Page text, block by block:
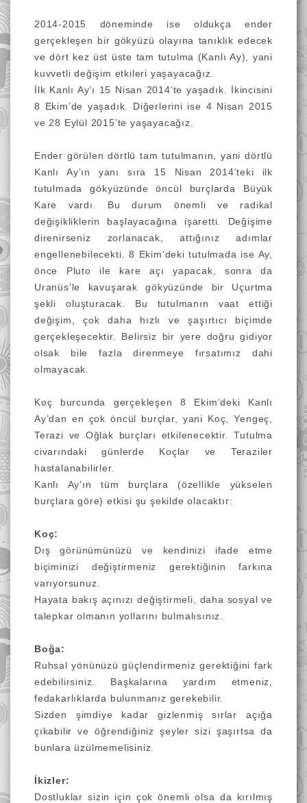
2014-2015 döneminde ise oldukça ender
gerçekleşen bir gökyüzü olayına tanıklık edecek
ve dört kez üst üste tam tutulma (Kanlı Ay), yani
kuvvetli değişim etkileri yaşayacağız.
İlk Kanlı Ay’ı 15 Nisan 2014’te yaşadık. İkincisini
8 Ekim’de yaşadık. Diğerlerini ise 4 Nisan 2015
ve 28 Eylül 2015’te yaşayacağız.
Ender görülen dörtlü tam tutulmanın, yani dörtlü
Kanlı Ay’ın yanı sıra 15 Nisan 2014’teki ilk
tutulmada gökyüzünde öncül burçlarda Büyük
Kare vardı. Bu durum önemli ve radikal
değişikliklerin başlayacağına işaretti. Değişime
direnirseniz zorlanacak, attığınız adımlar
engellenebilecekti. 8 Ekim’deki tutulmada ise Ay,
önce Pluto ile kare açı yapacak, sonra da
Uranüs’le kavuşarak gökyüzünde bir Uçurtma
şekli oluşturacak. Bu tutulmanın vaat ettiği
değişim, çok daha hızlı ve şaşırtıcı biçimde
gerçekleşecektir. Belirsiz bir yere doğru gidiyor
olsak bile fazla direnmeye fırsatımız dahi
olmayacak.
Koç burcunda gerçekleşen 8 Ekim’deki Kanlı
Ay’dan en çok öncül burçlar, yani Koç, Yengeç,
Terazi ve Oğlak burçları etkilenecektir. Tutulma
civarındaki günlerde Koçlar ve Teraziler
hastalanabilirler.
Kanlı Ay’ın tüm burçlara (özellikle yükselen
burçlara göre) etkisi şu şekilde olacaktır:
Koç:
Dış görünümünüzü ve kendinizi ifade etme
biçiminizi değiştirmeniz gerektiğinin farkına
varıyorsunuz.
Hayata bakış açınızı değiştirmeli, daha sosyal ve
talepkar olmanın yollarını bulmalısınız.
Boğa:
Ruhsal yönünüzü güçlendirmeniz gerektiğini fark
edebilirsiniz. Başkalarına yardım etmeniz,
fedakarlıklarda bulunmanız gerekebilir.
Sizden şimdiye kadar gizlenmiş sırlar açığa
çıkabilir ve öğrendiğiniz şeyler sizi şaşırtsa da
bunlara üzülmemelisiniz.
İkizler:
Dostluklar sizin için çok önemli olsa da kırılmış